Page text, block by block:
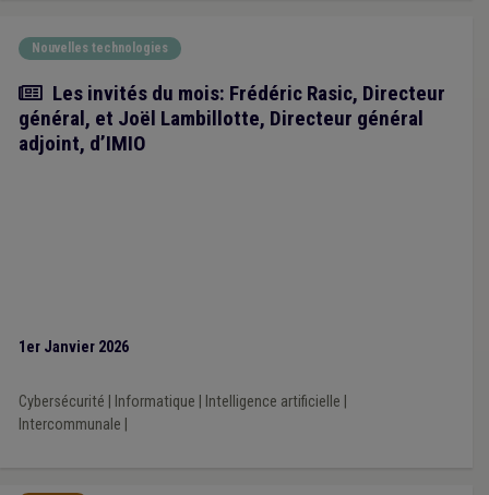
Nouvelles technologies
Article
Les invités du mois: Frédéric Rasic, Directeur
général, et Joël Lambillotte, Directeur général
adjoint, d’IMIO
1er Janvier 2026
Cybersécurité Informatique Intelligence artificielle
Intercommunale